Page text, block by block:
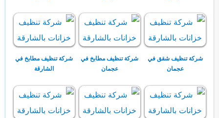
شركة تنظيف شقق في
عجمان
شركة تنظيف مطابخ في
عجمان
شركة تنظيف مطابخ في
الشارقة